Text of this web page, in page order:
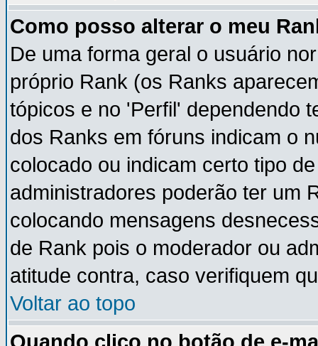
Como posso alterar o meu
De uma forma geral o usuário
próprio Rank (os Ranks
tópicos e no 'Perfil' dependendo
dos Ranks em fóruns indicam o
colocado ou indicam certo tipo
administradores poderão ter um
colocando mensagens
de Rank pois o moderador ou
atitude contra, caso verifiquem
Voltar ao topo